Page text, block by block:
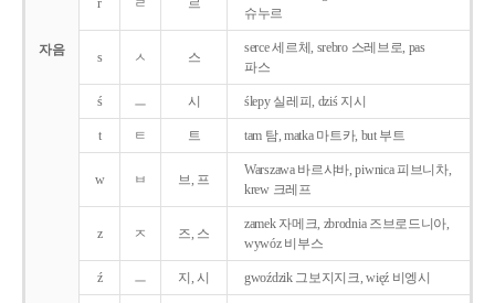
자음
r ㄹ 르
슈누르
s ㅅ 스
serce 세르체, srebro 스레브로, pas
파스
ś ㅡ 시 ślepy 실레피, dziś 지시
t ㅌ 트 tam 탐, matka 마트카, but 부트
w ㅂ 브, 프
Warszawa 바르샤바, piwnica 피브니차,
krew 크레프
z ㅈ 즈, 스
zamek 자메크, zbrodnia 즈브로드니아,
wywóz 비부스
ź ㅡ 지, 시 gwoździk 그보지지크, więź 비엥시